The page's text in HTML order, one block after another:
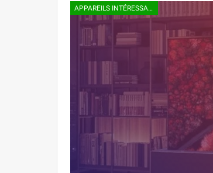
APPAREILS INTÉRESSANTS